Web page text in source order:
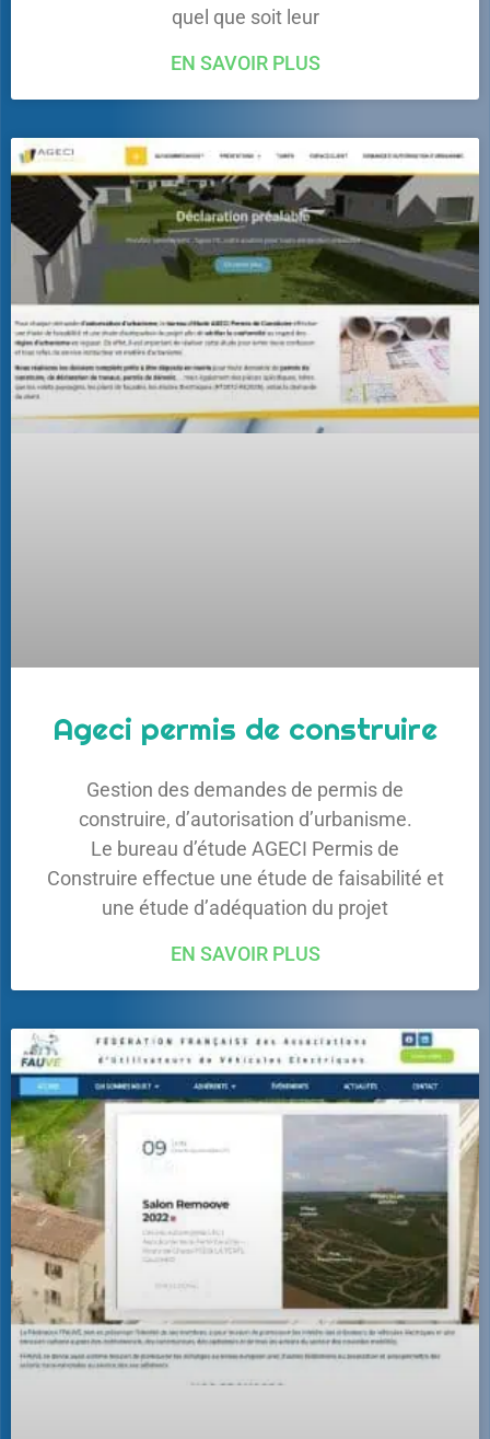
quel que soit leur
EN SAVOIR PLUS
Ageci permis de construire
Gestion des demandes de permis de
construire, d’autorisation d’urbanisme.
Le bureau d’étude AGECI Permis de
Construire effectue une étude de faisabilité et
une étude d’adéquation du projet
EN SAVOIR PLUS